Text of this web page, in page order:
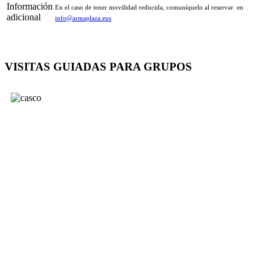
Información
adicional
En el caso de tener movilidad reducida, comuníquelo al reservar en
info@armaplaza.eus
VISITAS GUIADAS PARA GRUPOS